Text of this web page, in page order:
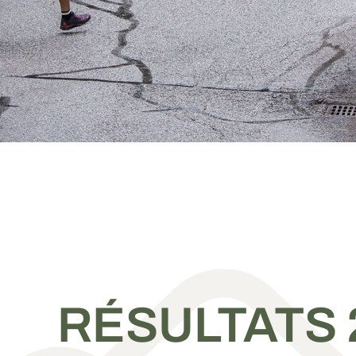
RÉSULTATS